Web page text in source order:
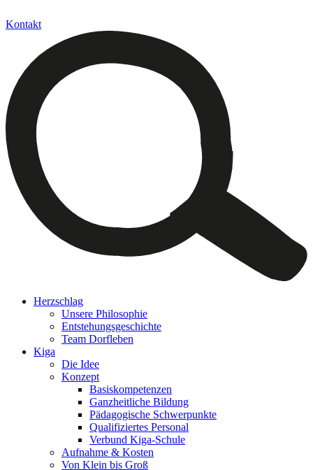
Kontakt
Herzschlag
Unsere Philosophie
Entstehungsgeschichte
Team Dorfleben
Kiga
Die Idee
Konzept
Basiskompetenzen
Ganzheitliche Bildung
Pädagogische Schwerpunkte
Qualifiziertes Personal
Verbund Kiga-Schule
Aufnahme & Kosten
Von Klein bis Groß